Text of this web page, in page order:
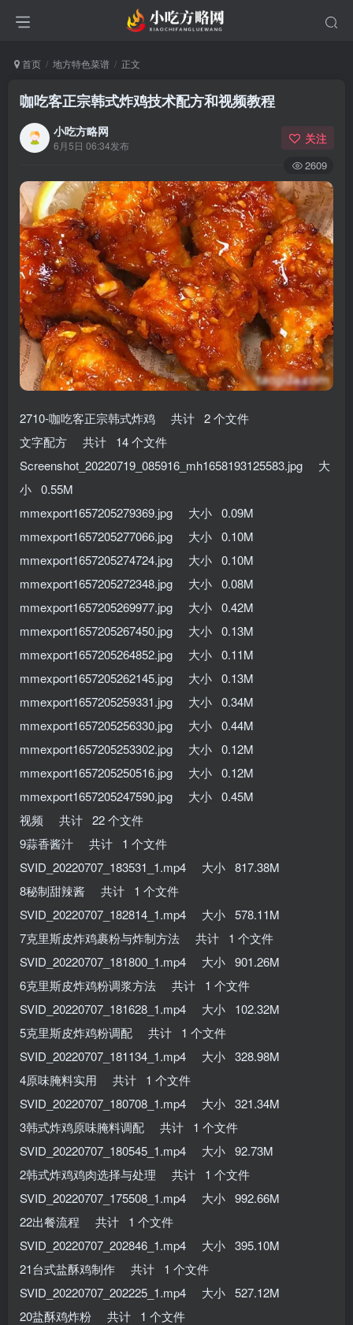
首页 地方特色菜谱 正文
咖吃客正宗韩式炸鸡技术配方和视频教程
小吃方略网
6月5日 06:34发布 关注
2609
2710-咖吃客正宗韩式炸鸡 共计 2 个文件
文字配方 共计 14 个文件
Screenshot_20220719_085916_mh1658193125583.jpg 大
小 0.55M
mmexport1657205279369.jpg 大小 0.09M
mmexport1657205277066.jpg 大小 0.10M
mmexport1657205274724.jpg 大小 0.10M
mmexport1657205272348.jpg 大小 0.08M
mmexport1657205269977.jpg 大小 0.42M
mmexport1657205267450.jpg 大小 0.13M
mmexport1657205264852.jpg 大小 0.11M
mmexport1657205262145.jpg 大小 0.13M
mmexport1657205259331.jpg 大小 0.34M
mmexport1657205256330.jpg 大小 0.44M
mmexport1657205253302.jpg 大小 0.12M
mmexport1657205250516.jpg 大小 0.12M
mmexport1657205247590.jpg 大小 0.45M
视频 共计 22 个文件
9蒜香酱汁 共计 1 个文件
SVID_20220707_183531_1.mp4 大小 817.38M
8秘制甜辣酱 共计 1 个文件
SVID_20220707_182814_1.mp4 大小 578.11M
7克里斯皮炸鸡裹粉与炸制方法 共计 1 个文件
SVID_20220707_181800_1.mp4 大小 901.26M
6克里斯皮炸鸡粉调浆方法 共计 1 个文件
SVID_20220707_181628_1.mp4 大小 102.32M
5克里斯皮炸鸡粉调配 共计 1 个文件
SVID_20220707_181134_1.mp4 大小 328.98M
4原味腌料实用 共计 1 个文件
SVID_20220707_180708_1.mp4 大小 321.34M
3韩式炸鸡原味腌料调配 共计 1 个文件
SVID_20220707_180545_1.mp4 大小 92.73M
2韩式炸鸡鸡肉选择与处理 共计 1 个文件
SVID_20220707_175508_1.mp4 大小 992.66M
22出餐流程 共计 1 个文件
SVID_20220707_202846_1.mp4 大小 395.10M
21台式盐酥鸡制作 共计 1 个文件
SVID_20220707_202225_1.mp4 大小 527.12M
20盐酥鸡炸粉 共计 1 个文件